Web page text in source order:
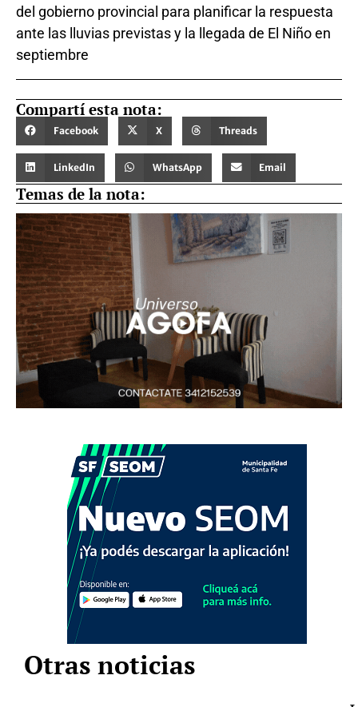
del gobierno provincial para planificar la respuesta
ante las lluvias previstas y la llegada de El Niño en
septiembre
Compartí esta nota:
Facebook X Threads
LinkedIn WhatsApp Email
Temas de la nota:
Otras noticias